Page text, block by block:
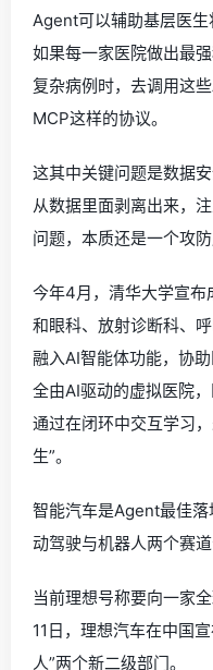
Agent可以辅助基层医生
如果每一家医院做出最
复杂病例时，去调用这
MCP这样的协议。
这其中关键问题是数据
从数据里面剥离出来，
问题，本质还是一个攻
今年4月，清华大学宣布
和眼科、放射诊断科、
融入AI智能体功能，协
全由AI驱动的虚拟医院
通过在闭环中交互学习
生”。
智能汽车是Agent最佳
动驾驶与机器人两个赛道
当前理想号称要向一家
11日，理想汽车在中国
人”两个新二级部门。